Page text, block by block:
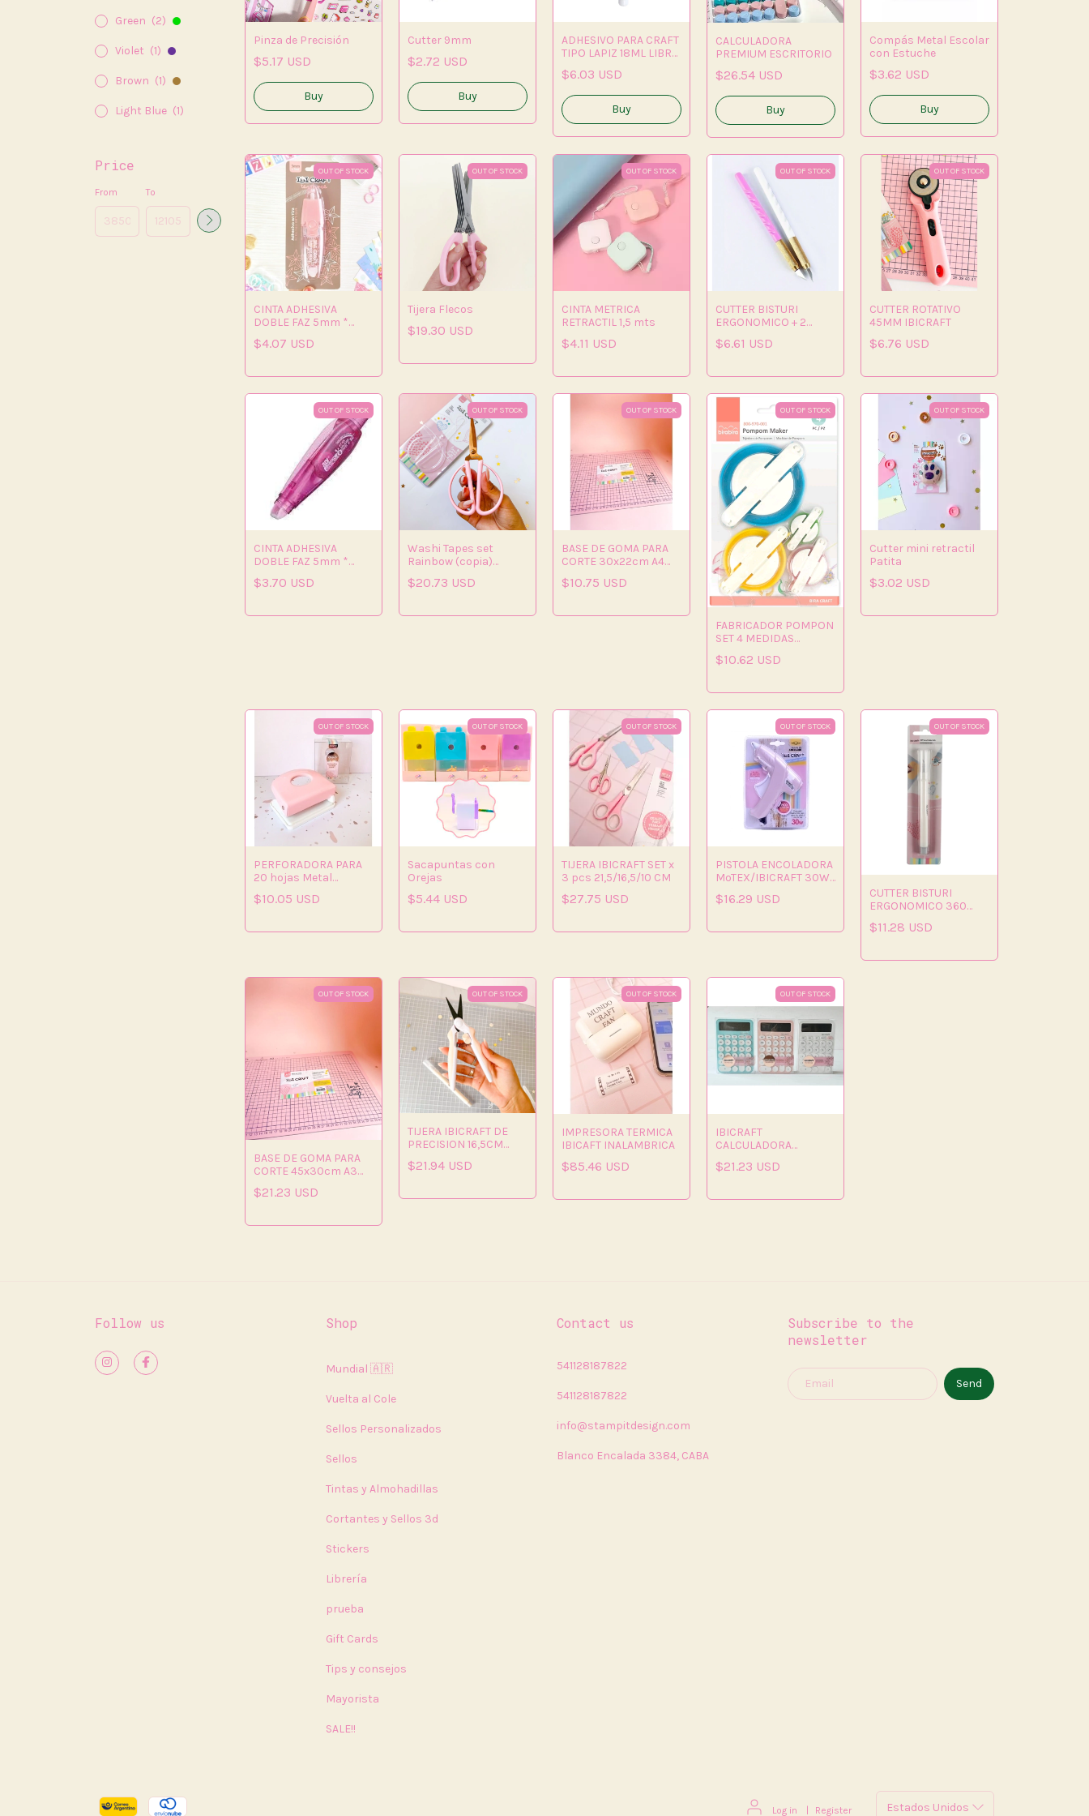
Green (2)
Violet (1)
Brown (1)
Light Blue (1)
Price
From To
Pinza de Precisión
$5.17 USD
Cutter 9mm
$2.72 USD
ADHESIVO PARA CRAFT
TIPO LAPIZ 18ML LIBRE
$6.03 USD
CALCULADORA
PREMIUM ESCRITORIO
$26.54 USD
Buy
Compás Metal Escolar
con Estuche
$3.62 USD
OUT OF STOCK
CINTA ADHESIVA
DOBLE FAZ 5mm *
$4.07 USD
OUT OF STOCK
Tijera Flecos
$19.30 USD
OUT OF STOCK
CINTA METRICA
RETRACTIL 1,5 mts
$4.11 USD
OUT OF STOCK
CUTTER BISTURI
ERGONOMICO + 2
$6.61 USD
OUT OF STOCK
CUTTER ROTATIVO
45MM IBICRAFT
$6.76 USD
OUT OF STOCK
CINTA ADHESIVA
DOBLE FAZ 5mm *
(copia)
$3.70 USD
OUT OF STOCK
Washi Tapes set
Rainbow (copia)
(copia)
$20.73 USD
OUT OF STOCK
BASE DE GOMA PARA
CORTE 30x22cm A4
$10.75 USD
OUT OF STOCK
FABRICADOR POMPON
SET 4 MEDIDAS
$10.62 USD
OUT OF STOCK
Cutter mini retractil
Patita
$3.02 USD
OUT OF STOCK
PERFORADORA PARA
20 hojas Metal
$10.05 USD
OUT OF STOCK
Sacapuntas con
Orejas
$5.44 USD
OUT OF STOCK
TIJERA IBICRAFT SET x
3 pcs 21,5/16,5/10 CM
$27.75 USD
OUT OF STOCK
PISTOLA ENCOLADORA
MoTEX/IBICRAFT 30W
$16.29 USD
OUT OF STOCK
CUTTER BISTURI
ERGONOMICO 360
GRADOS
$11.28 USD
OUT OF STOCK
BASE DE GOMA PARA
CORTE 45x30cm A3
$21.23 USD
OUT OF STOCK
TIJERA IBICRAFT DE
PRECISION 16,5CM
CONFORT
$21.94 USD
OUT OF STOCK
IMPRESORA TERMICA
IBICAFT INALAMBRICA
$85.46 USD
OUT OF STOCK
IBICRAFT
CALCULADORA
PREMIUM ESCRITORIO
12dig,
$21.23 USD
Follow us Shop
Mundial 🇦🇷
Vuelta al Cole
Sellos Personalizados
Sellos
Tintas y Almohadillas
Cortantes y Sellos 3d
Stickers
Librería
prueba
Gift Cards
Tips y consejos
Mayorista
SALE!!
Contact us
541128187822
541128187822
info@stampitdesign.com
Blanco Encalada 3384, CABA
Subscribe to the
newsletter
Log in | Register